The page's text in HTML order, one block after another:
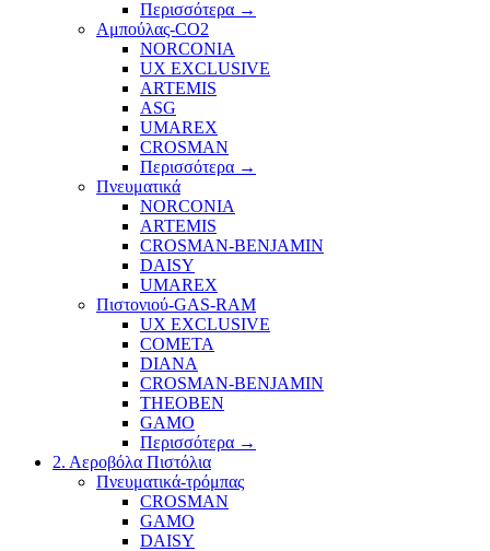
Περισσότερα →
Αμπούλας-CO2
NORCONIA
UX EXCLUSIVE
ARTEMIS
ASG
UMAREX
CROSMAN
Περισσότερα →
Πνευματικά
NORCONIA
ARTEMIS
CROSMAN-BENJAMIN
DAISY
UMAREX
Πιστονιού-GAS-RAM
UX EXCLUSIVE
COMETA
DIANA
CROSMAN-BENJAMIN
THEOBEN
GAMO
Περισσότερα →
2. Αεροβόλα Πιστόλια
Πνευματικά-τρόμπας
CROSMAN
GAMO
DAISY